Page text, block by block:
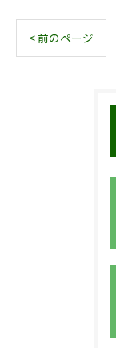
< 前のページ